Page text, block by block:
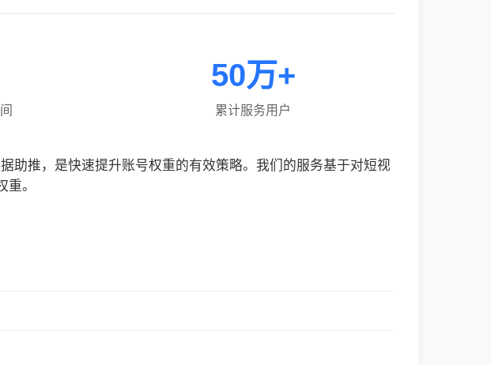
50万+
累计服务用户
助推，是快速提升账号权重的有效策略。我们的服务基于对短视
。